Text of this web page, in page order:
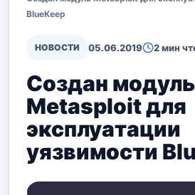
BlueKeep
НОВОСТИ 05.06.2019 2 мин
Создан модуль
Metasploit для
эксплуатации
уязвимости